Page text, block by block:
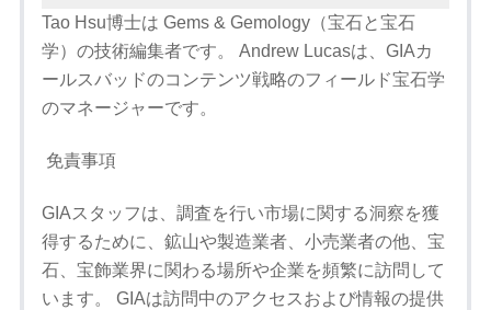
Tao Hsu博士は Gems & Gemology（宝石と宝石
学）の技術編集者です。 Andrew Lucasは、GIAカ
ールスバッドのコンテンツ戦略のフィールド宝石学
のマネージャーです。
免責事項
GIAスタッフは、調査を行い市場に関する洞察を獲
得するために、鉱山や製造業者、小売業者の他、宝
石、宝飾業界に関わる場所や企業を頻繁に訪問して
います。 GIAは訪問中のアクセスおよび情報の提供